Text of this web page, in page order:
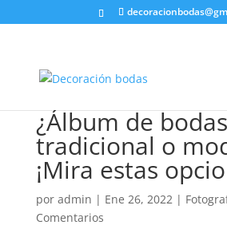
¿Álbum de bodas
tradicional o
¡Mira estas
por admin | Ene 26, 2022|
Comentarios